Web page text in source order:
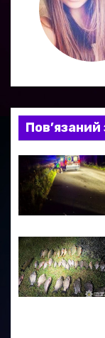
з
а
п
и
с
і
в
Пов’язаний